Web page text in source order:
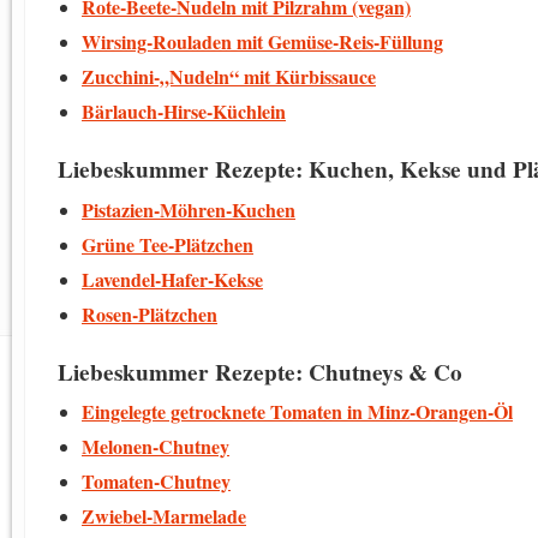
Rote-Beete-Nudeln mit Pilzrahm (vegan)
Wirsing-Rouladen mit Gemüse-Reis-Füllung
Zucchini-„Nudeln“ mit Kürbissauce
Bärlauch-Hirse-Küchlein
Liebeskummer Rezepte: Kuchen, Kekse und
Pistazien-Möhren-Kuchen
Grüne Tee-Plätzchen
Lavendel-Hafer-Kekse
Rosen-Plätzchen
Liebeskummer Rezepte: Chutneys & Co
Eingelegte getrocknete Tomaten in Minz-Orangen-Öl
Melonen-Chutney
Tomaten-Chutney
Zwiebel-Marmelade